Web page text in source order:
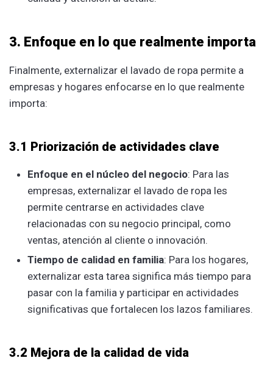
3. Enfoque en lo que realmente importa
Finalmente, externalizar el lavado de ropa permite a
empresas y hogares enfocarse en lo que realmente
importa:
3.1 Priorización de actividades clave
Enfoque en el núcleo del negocio: Para las
empresas, externalizar el lavado de ropa les
permite centrarse en actividades clave
relacionadas con su negocio principal, como
ventas, atención al cliente o innovación.
Tiempo de calidad en familia: Para los hogares,
externalizar esta tarea significa más tiempo para
pasar con la familia y participar en actividades
significativas que fortalecen los lazos familiares.
3.2 Mejora de la calidad de vida